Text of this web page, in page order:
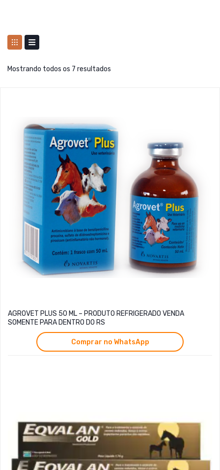
Mostrando todos os 7 resultados
AGROVET PLUS 50 ML – PRODUTO REFRIGERADO VENDA
SOMENTE PARA DENTRO DO RS
Comprar no WhatsApp